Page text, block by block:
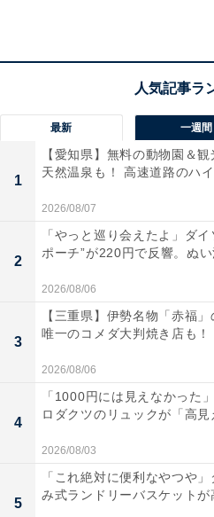
View this post
定山渓の自然に抱かれた「定
は、自家源泉の湯とこだわり
す。樹齢300年の大木を仰ぎ
とした「飛泉乃湯」など、趣
でリフレッシュできます。料
届く新鮮な海の幸など、生産
材のみを使用。特別な日には
のアラカルト料理を添えて、
最新 一週間
1
【愛知県】無料の動物園＆
天然温泉も！ 高速道路のハ
2026/08/07
2
「やっと巡り会えたよ」ダ
ポーチ”が220円で反響。ぬい
2026/08/06
3
【三重県】伊勢名物「赤福
唯一のコメダ大判焼き店も！
2026/08/06
4
「1000円には見えなかった
ロダクツのリュックが「高見
2026/08/03
5
「これ絶対に便利なやつや
み式ランドリーバスケットが